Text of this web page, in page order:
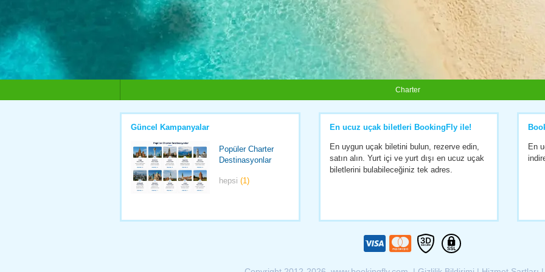
Charter
Güncel Kampanyalar
Popüler Charter
Destinasyonlar
hepsi(1)
En ucuz uçak biletleri BookingFly ile!
En uygun uçak biletini bulun, rezerve edin,
satın alın. Yurt içi ve yurt dışı en ucuz uçak
biletlerini bulabileceğiniz tek adres.
En